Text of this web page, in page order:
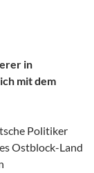
in
mit dem
Politiker
Ostblock-Land